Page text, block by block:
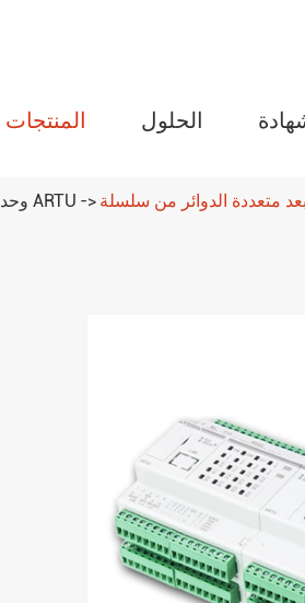
المنتجات
والرطوبة
ARTU
سلسلة ASL وحدة التحكم في الإضاءة
الذكية
الحلول
وحدة طرفية عن بعد من سلسلة ARTU